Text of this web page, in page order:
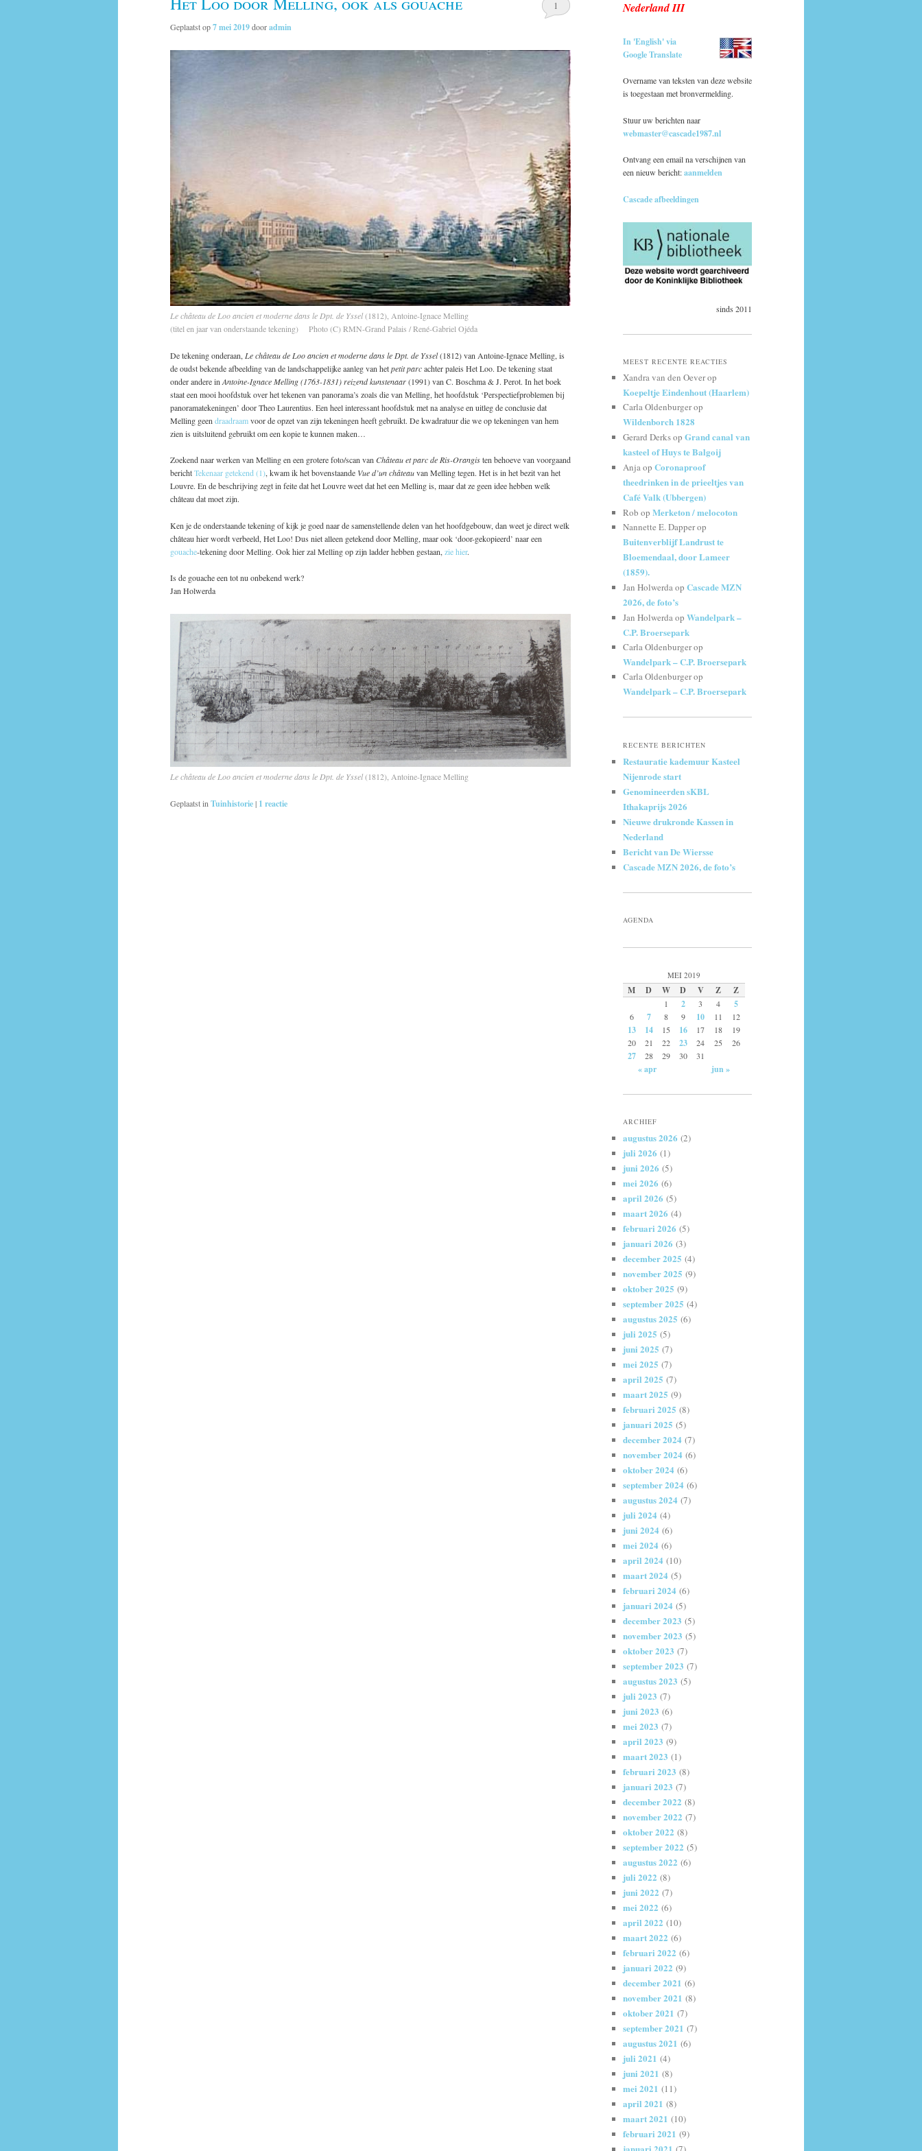
Geplaatst op7 mei 2019dooradmin
1
Le château de Loo ancien et moderne dans le Dpt. de Yssel(1812), Antoine-Ignace Melling
(titel en jaar van onderstaande tekening) Photo (C) RMN-Grand Palais / René-Gabriel Ojéda
De tekening onderaan, Le château de Loo ancien et moderne dans le Dpt. de Yssel(1812) van Antoine-Ignace Melling, is
de oudst bekende afbeelding van de landschappelijke aanleg van hetpetit parcachter paleis Het Loo. De tekening staat
onder andere in Antoine-Ignace Melling (1763-1831) reizend kunstenaar(1991) van C. Boschma & J. Perot. In het boek
staat een mooi hoofdstuk over het tekenen van panorama’s zoals die van Melling, het hoofdstuk ‘Perspectiefproblemen bij
panoramatekeningen’ door Theo Laurentius. Een heel interessant hoofdstuk met na analyse en uitleg de conclusie dat
Melling geen draadraamvoor de opzet van zijn tekeningen heeft gebruikt. De kwadratuur die we op tekeningen van hem
zien is uitsluitend gebruikt om een kopie te kunnen maken…
Zoekend naar werken van Melling en een grotere foto/scan van Château et parc de Ris-Orangisten behoeve van voorgaand
berichtTekenaar getekend (1), kwam ik het bovenstaande Vue d’un châteauvan Melling tegen. Het is in het bezit van het
Louvre. En de beschrijving zegt in feite dat het Louvre weet dat het een Melling is, maar dat ze geen idee hebben welk
château dat moet zijn.
Ken je de onderstaande tekening of kijk je goed naar de samenstellende delen van het hoofdgebouw, dan weet je direct welk
château hier wordt verbeeld, Het Loo! Dus niet alleen getekend door Melling, maar ook ‘door-gekopieerd’ naar een
gouache-tekening door Melling. Ook hier zal Melling op zijn ladder hebben gestaan, zie hier.
Is de gouache een tot nu onbekend werk?
Jan Holwerda
Le château de Loo ancien et moderne dans le Dpt. de Yssel(1812), Antoine-Ignace Melling
Geplaatst in Tuinhistorie| 1 reactie
Nederland III
In 'English' via
Google Translate
Overname van teksten van deze website
is toegestaan met bronvermelding.
Stuur uw berichten naar
webmaster@cascade1987.nl
Ontvang een email na verschijnen van
een nieuw bericht:aanmelden
Cascade afbeeldingen
sinds 2011
MEEST RECENTE REACTIES
Xandra van den Oeverop
Koepeltje Eindenhout (Haarlem)
Carla Oldenburgerop
Wildenborch 1828
Gerard Derksop Grand canal van
kasteel of Huys te Balgoij
Anjaop Coronaproof
theedrinken in de prieeltjes van
Café Valk (Ubbergen)
Rob op Merketon / melocoton
Nannette E. Dapperop
Buitenverblijf Landrust te
Bloemendaal, door Lameer
(1859).
Jan Holwerdaop Cascade MZN
2026, de foto’s
Jan Holwerdaop Wandelpark –
C.P. Broersepark
Carla Oldenburgerop
Wandelpark – C.P. Broersepark
Carla Oldenburgerop
Wandelpark – C.P. Broersepark
RECENTE BERICHTEN
Restauratie kademuur Kasteel
Nijenrode start
Genomineerden sKBL
Ithakaprijs 2026
Nieuwe drukronde Kassen in
Nederland
Bericht van De Wiersse
Cascade MZN 2026, de foto’s
AGENDA
MEI 2019
M D W D V Z Z
1 2 3 4 5
6 7 8 9 10 11 12
13 14 15 16 17 18
19
20
21 22 23 24 25 26
27 28 29 30 31
« apr jun »
ARCHIEF
augustus 2026 (2)
juli 2026 (1)
juni 2026 (5)
mei 2026 (6)
april 2026 (5)
maart 2026 (4)
februari 2026 (5)
januari 2026 (3)
december 2025 (4)
november 2025 (9)
oktober 2025 (9)
september 2025 (4)
augustus 2025 (6)
juli 2025 (5)
juni 2025 (7)
mei 2025 (7)
april 2025 (7)
maart 2025 (9)
februari 2025 (8)
januari 2025 (5)
december 2024 (7)
november 2024 (6)
oktober 2024 (6)
september 2024 (6)
augustus 2024 (7)
juli 2024 (4)
juni 2024 (6)
mei 2024 (6)
april 2024 (10)
maart 2024 (5)
februari 2024 (6)
januari 2024 (5)
december 2023 (5)
november 2023 (5)
oktober 2023 (7)
september 2023 (7)
augustus 2023 (5)
juli 2023 (7)
juni 2023 (6)
mei 2023 (7)
april 2023 (9)
maart 2023 (1)
februari 2023 (8)
januari 2023 (7)
december 2022 (8)
november 2022 (7)
oktober 2022 (8)
september 2022 (5)
augustus 2022 (6)
juli 2022 (8)
juni 2022 (7)
mei 2022 (6)
april 2022 (10)
maart 2022 (6)
februari 2022 (6)
januari 2022 (9)
december 2021 (6)
november 2021 (8)
oktober 2021 (7)
september 2021 (7)
augustus 2021 (6)
juli 2021 (4)
juni 2021 (8)
mei 2021 (11)
april 2021 (8)
maart 2021 (10)
februari 2021 (9)